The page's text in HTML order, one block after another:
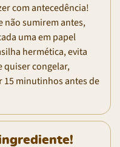
com antecedência!
não sumirem antes,
uma em papel
hermética, evita
quiser congelar,
15 minutinhos antes de